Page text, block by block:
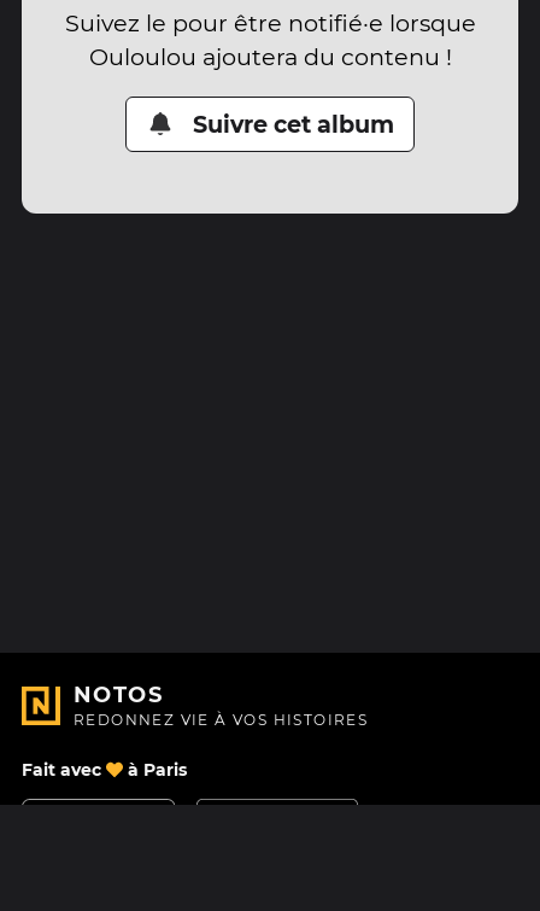
Suivez le pour être notifié·e lorsque
Ouloulou ajoutera du contenu !
Suivre cet album
NOTOS
REDONNEZ VIE À VOS HISTOIRES
Fait avec à Paris